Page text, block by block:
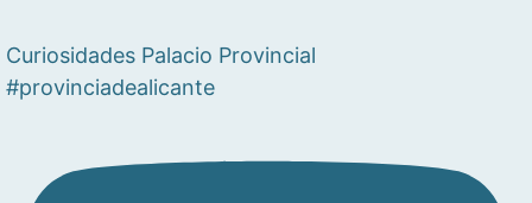
Curiosidades Palacio Provincial
#provinciadealicante